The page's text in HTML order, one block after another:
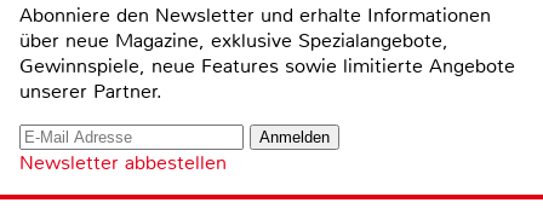
Abonniere den Newsletter und erhalte Informationen
über neue Magazine, exklusive Spezialangebote,
Gewinnspiele, neue Features sowie limitierte Angebote
unserer Partner.
Newsletter abbestellen